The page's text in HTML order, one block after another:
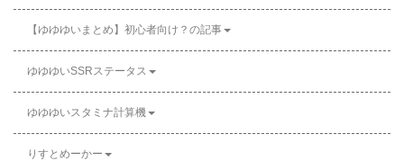
【ゆゆゆいまとめ】初心者向け？の記事
ゆゆゆいSSRステータス
ゆゆゆいスタミナ計算機
りすとめーかー